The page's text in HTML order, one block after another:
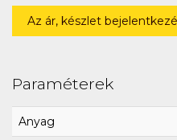
Az ár, készlet
Paraméterek
Anyag